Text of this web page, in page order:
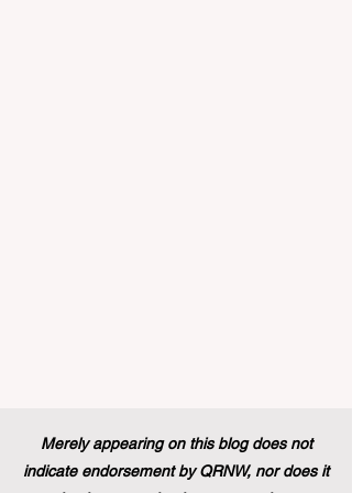
Merely appearing on this blog does not
indicate endorsement by QRNW, nor does it